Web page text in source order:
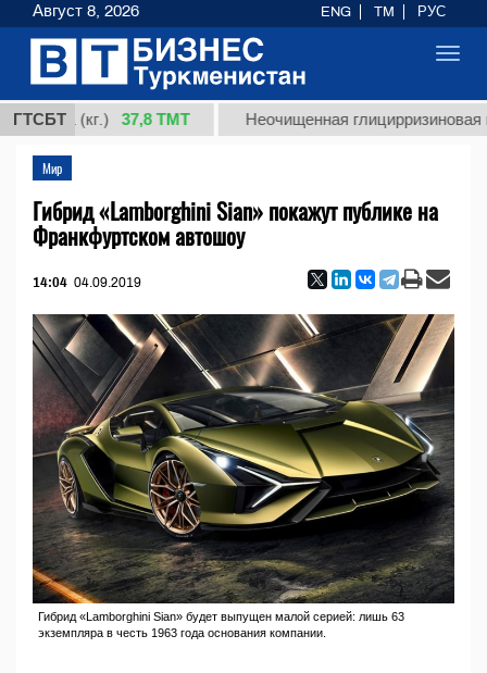
ГТСБТ
1 (кг.) 37,8 ТМТ Неочищенная глицирризиновая
Мир
Гибрид «Lamborghini Sian» покажут публике на
Франкфуртском автошоу
14:04 04.09.2019
Гибрид «Lamborghini Sian» будет выпущен малой серией: лишь 63
экземпляра в честь 1963 года основания компании.
Август 8, 2026 ENG TM РУС